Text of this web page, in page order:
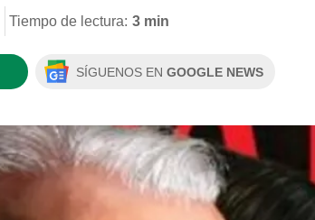
Tiempo de lectura: 3 min
SÍGUENOS EN GOOGLE NEWS